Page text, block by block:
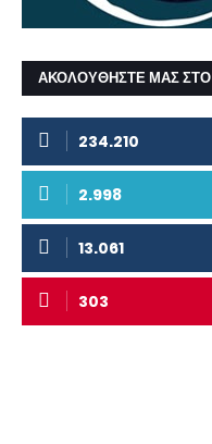
ΑΚΟΛΟΥΘΗΣΤΕ ΜΑΣ ΣΤΟ
234.210
2.998
13.061
303